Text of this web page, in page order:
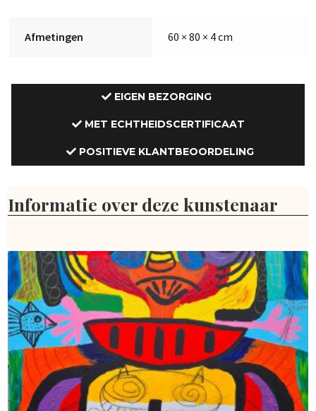
Afmetingen 60 × 80 × 4 cm
EIGEN BEZORGING
MET ECHTHEIDSCERTIFICAAT
POSITIEVE KLANTBEOORDELING
Informatie over deze kunstenaar